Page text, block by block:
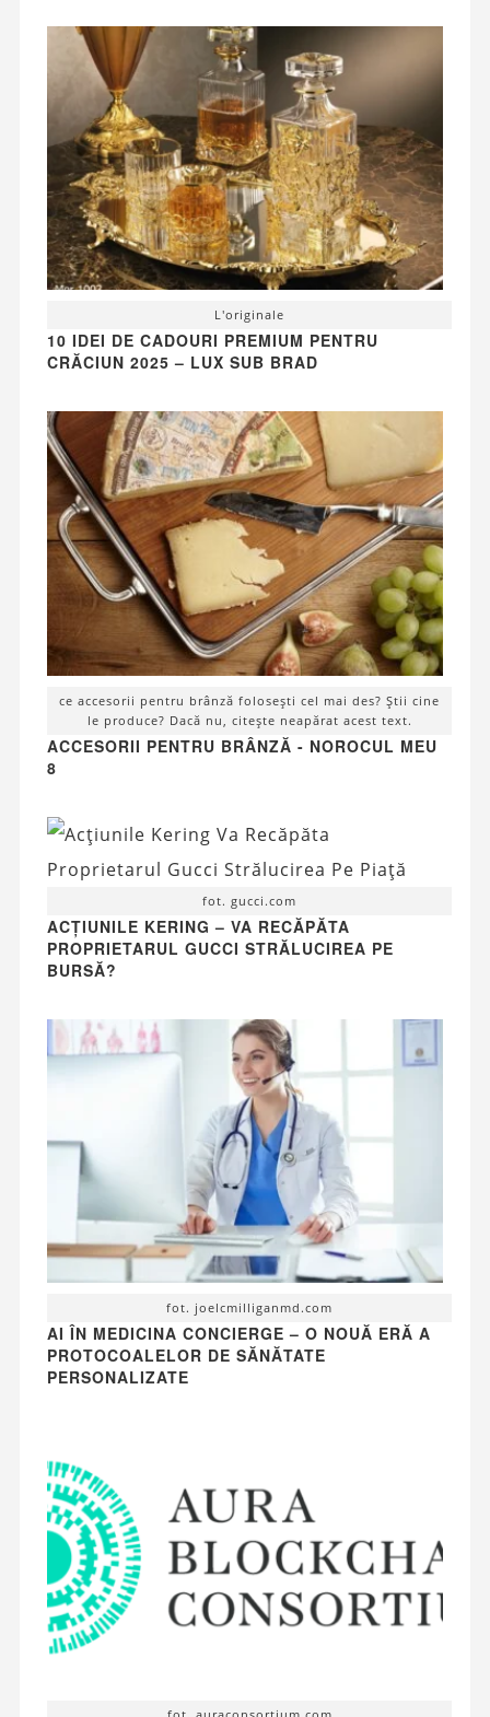
L'originale
10 IDEI DE CADOURI PREMIUM PENTRU
CRĂCIUN 2025 – LUX SUB BRAD
ce accesorii pentru brânză folosești cel mai des? Știi cine
le produce? Dacă nu, citește neapărat acest text.
ACCESORII PENTRU BRÂNZĂ - NOROCUL MEU
8
fot. gucci.com
ACȚIUNILE KERING – VA RECĂPĂTA
PROPRIETARUL GUCCI STRĂLUCIREA PE
BURSĂ?
fot. joelcmilliganmd.com
AI ÎN MEDICINA CONCIERGE – O NOUĂ ERĂ A
PROTOCOALELOR DE SĂNĂTATE
PERSONALIZATE